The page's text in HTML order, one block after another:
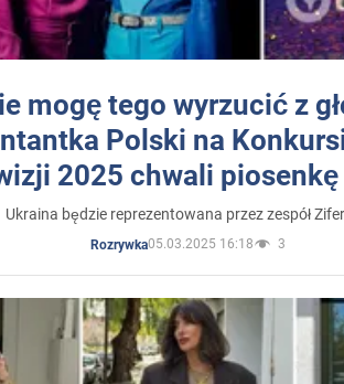
mogę tego wyrzucić z
Polski na
2025 chwali
Ukraina będzie reprezentowana przez zespół
Rozrywka05.03.2025 16:18 3